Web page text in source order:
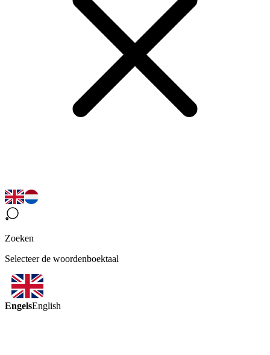
Zoeken
Selecteer de woordenboektaal
EngelsEnglish